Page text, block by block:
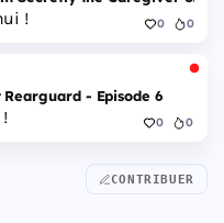
! 0 0
- Episode 6
0 0
CONTRIBUER